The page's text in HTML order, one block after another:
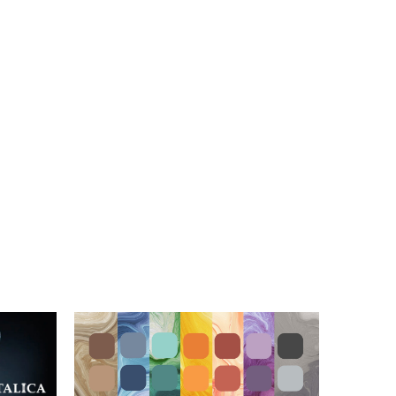
24 cmDebelina zidu: 33 in
39 cmMarka: 15
MPaPoraba: 5 kos/tmTeža
elementa: 19,0 kgPakiranje
na paleti: 24 kos